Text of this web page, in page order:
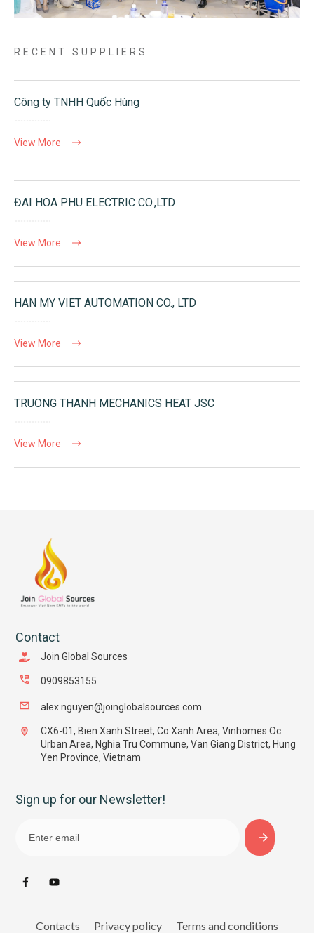
RECENT SUPPLIERS
Công ty TNHH Quốc Hùng
View More
ĐAI HOA PHU ELECTRIC CO.,LTD
View More
HAN MY VIET AUTOMATION CO., LTD
View More
TRUONG THANH MECHANICS HEAT JSC
View More
Contact
Join Global Sources
0909853155
alex.nguyen@joinglobalsources.com
CX6-01, Bien Xanh Street, Co Xanh Area, Vinhomes Oc
Urban Area, Nghia Tru Commune, Van Giang District, Hung
Yen Province, Vietnam
Sign up for our Newsletter!
Contacts Privacy policy Terms and conditions